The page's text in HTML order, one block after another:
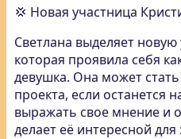
💢 Новая участница
Светлана выделяет новую
которая проявила себя
девушка. Она может
проекта, если останется
выражать свое мнение и
делает её интересной